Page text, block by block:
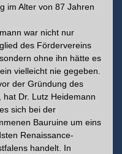
im Alter von 87 Jahren
war nicht nur
des Fördervereins
ohne ihn hätte es
vielleicht nie gegeben.
der Gründung des
hat Dr. Lutz Heidemann
sich bei der
Bauruine um eins
Renaissance-
handelt. In